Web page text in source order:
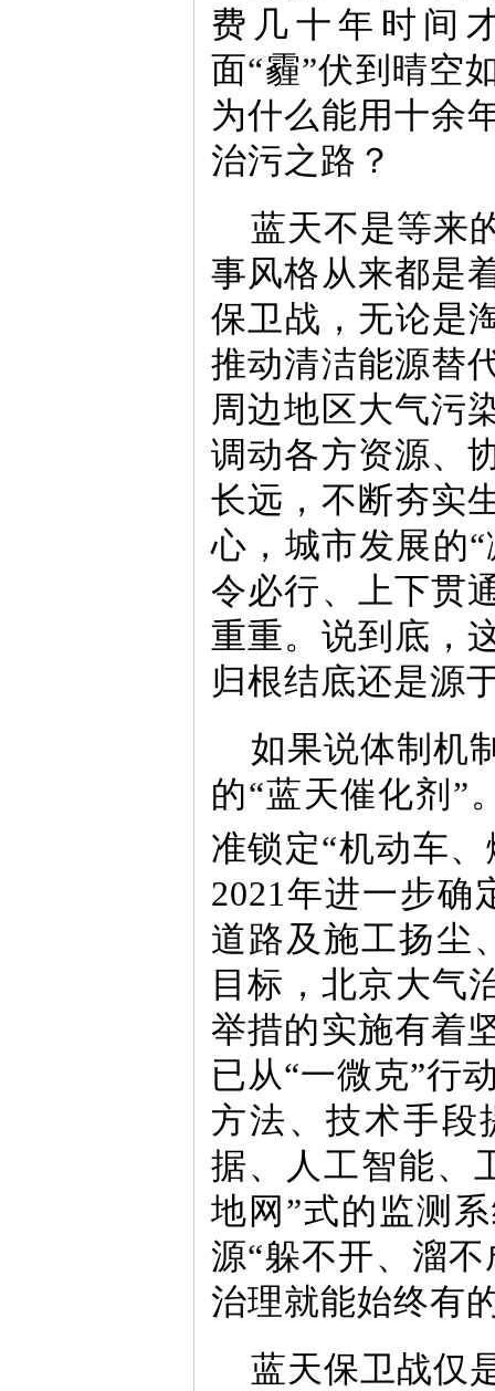
费几十年时间
面“霾”伏到晴空
为什么能用十余
治污之路？
蓝天不是等来
事风格从来都是
保卫战，无论是
推动清洁能源替
周边地区大气污
调动各方资源、
长远，不断夯实
心，城市发展的
令必行、上下贯
重重。说到底，
归根结底还是源
如果说体制机
的“蓝天催化剂”
准锁定“机动车
2021年进一步确
道路及施工扬尘
目标，北京大气
举措的实施有着
已从“一微克”行
方法、技术手段
据、人工智能、
地网”式的监测
源“躲不开、溜
治理就能始终有
蓝天保卫战仅